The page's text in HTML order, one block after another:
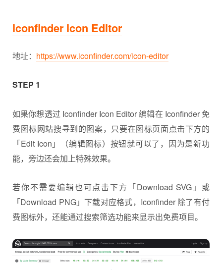
Iconfinder Icon Editor
地址： https://www.iconfinder.com/icon-editor
STEP 1
如果你想透过 Iconfinder Icon Editor 编辑在 Iconfinder 免
费图标网站搜寻到的图案，只要在图标页面点击下方的
「Edit Icon」（编辑图标）按钮就可以了，因为是新功
能，旁边还会加上特殊效果。
若你不需要编辑也可点击下方「Download SVG」或
「Download PNG」下载对应格式，Iconfinder 除了有付
费图标外，还能通过搜索筛选功能来显示出免费项目。